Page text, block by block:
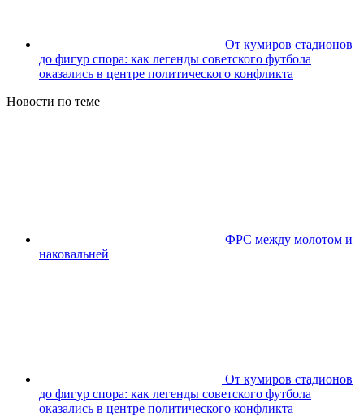
От кумиров стадионов
до фигур спора: как легенды советского футбола
оказались в центре политического конфликта
Новости по теме
ФРС между молотом и
наковальней
От кумиров стадионов
до фигур спора: как легенды советского футбола
оказались в центре политического конфликта